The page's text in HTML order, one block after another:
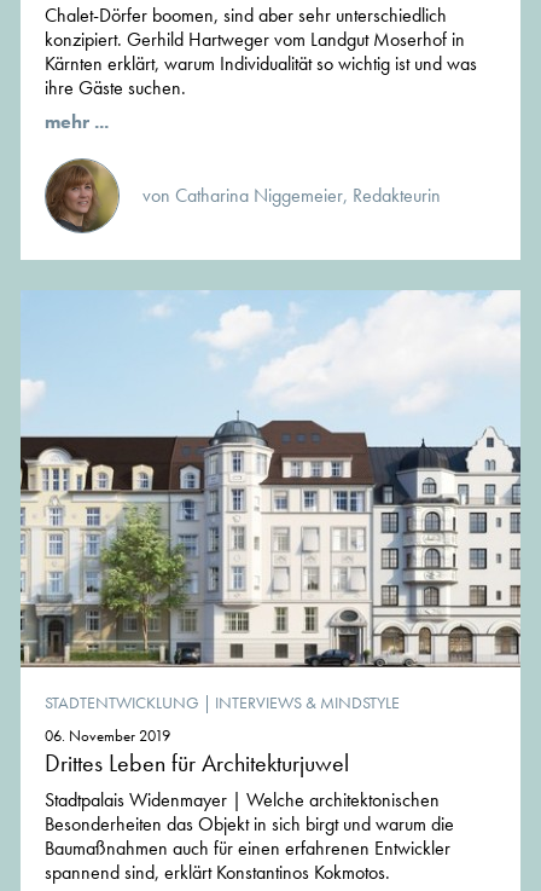
Chalet-Dörfer boomen, sind aber sehr unterschiedlich
konzipiert. Gerhild Hartweger vom Landgut Moserhof in
Kärnten erklärt, warum Individualität so wichtig ist und was
ihre Gäste suchen.
mehr ...
von Catharina Niggemeier, Redakteurin
STADTENTWICKLUNG | INTERVIEWS & MINDSTYLE
06. November 2019
Drittes Leben für Architekturjuwel
Stadtpalais Widenmayer | Welche architektonischen
Besonderheiten das Objekt in sich birgt und warum die
Baumaßnahmen auch für einen erfahrenen Entwickler
spannend sind, erklärt Konstantinos Kokmotos.